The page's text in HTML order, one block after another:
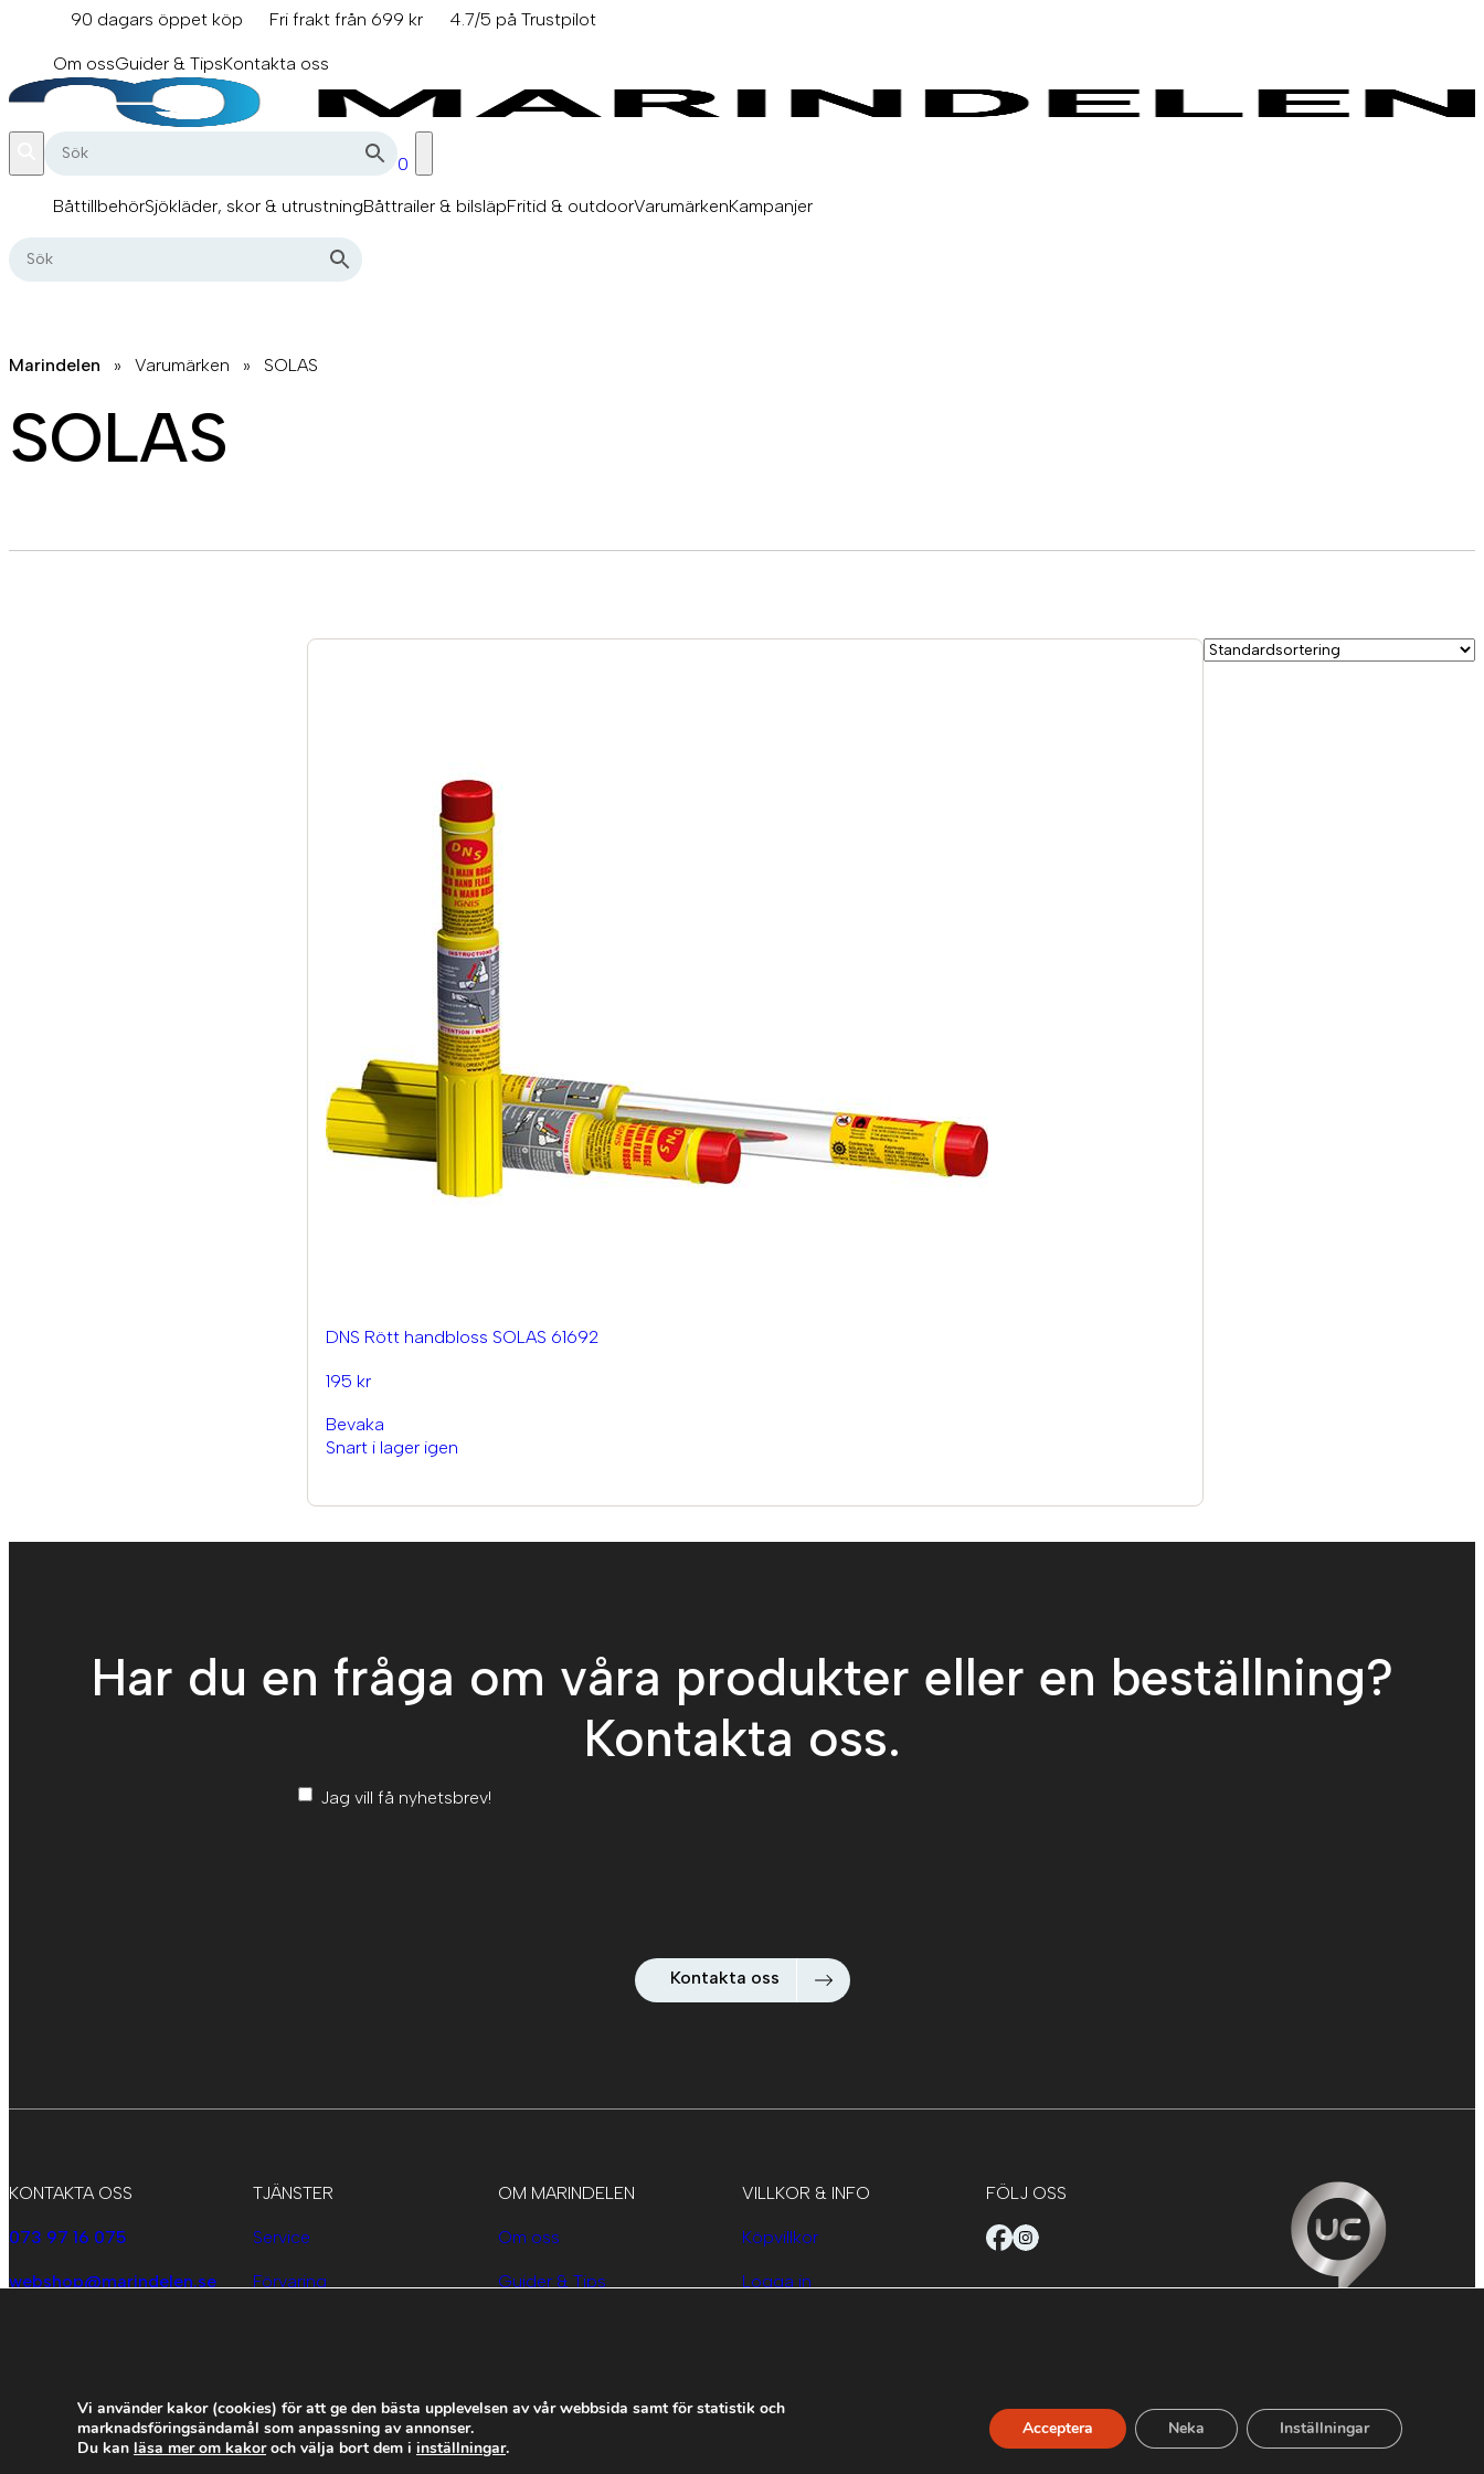
innehåll
90 dagars öppet köp Fri frakt från 699 kr
4.7/5 på Trustpilot
Om ossGuider & TipsKontakta oss
0
BåttillbehörSjökläder, skor & utrustningBåttrailer & bilsläpFritid & outdoorVarumärkenKampanjer
Marindelen » Varumärken » SOLAS
SOLAS
DNS Rött handbloss SOLAS 61692
195 kr
Bevaka
Snart i lager igen
Har du en fråga om våra produkter eller en beställning?
Kontakta oss.
Nyhetsbrev*
Jag vill få nyhetsbrev!
Kontakta oss
KONTAKTA OSS
073 97 16 075
webshop@marindelen.se
TJÄNSTER
Service
Förvaring
OM MARINDELEN
Om oss
Guider & Tips
VILLKOR & INFO
Köpvillkor
Logga in
FÖLJ OSS
Vi använder kakor (cookies) för att ge den bästa upplevelsen av vår webbsida samt för statistik och
marknadsföringsändamål som anpassning av annonser.
Du kan läsa mer om kakoroch välja bort dem i inställningar.
Acceptera Neka Inställningar